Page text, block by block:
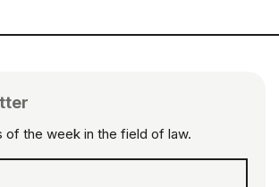
of the week in the field of law.